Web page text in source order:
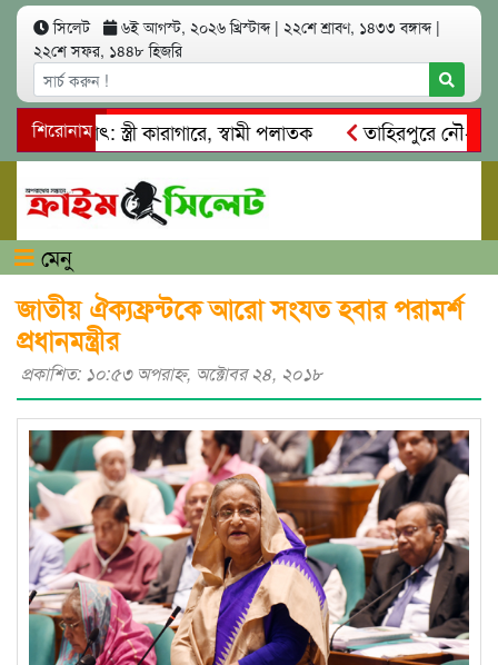
সিলেট ৬ই আগস্ট, ২০২৬ খ্রিস্টাব্দ | ২২শে শ্রাবণ, ১৪৩৩ বঙ্গাব্দ |
২২শে সফর, ১৪৪৮ হিজরি
শিরোনামস্ত্রী কারাগারে, স্বামী পলাতক
তাহিরপুরে নৌ-
মারধর
নগরীতে কোটি টাকার সম্পত্তি দখলের চেষ্টা:
মেনু
জাতীয় ঐক্যফ্রন্টকে আরো সংযত হবার পরামর্শ
প্রধানমন্ত্রীর
প্রকাশিত: ১০:৫৩ অপরাহ্ণ, অক্টোবর ২৪, ২০১৮